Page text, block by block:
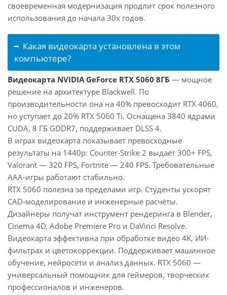
своевременная модернизация продлит срок полезного
использования до начала 30х годов.
Какая видеокарта установлена в этом
компьютере?
Видеокарта NVIDIA GeForce RTX 5060 8ГБ — мощное
решение на архитектуре Blackwell. По
производительности она на 40% превосходит RTX 4060,
но уступает до 20% RTX 5060 Ti. Оснащена 3840 ядрами
CUDA, 8 ГБ GDDR7, поддерживает DLSS 4.
В играх видеокарта показывает превосходные
результаты на 1440p: Counter-Strike 2 выдаёт 300+ FPS,
Valorant — 320 FPS, Fortnite — 240 FPS. Требовательные
AAA-игры работают стабильно.
RTX 5060 полезна за пределами игр. Студенты ускорят
CAD-моделирование и инженерные расчёты.
Дизайнеры получат инструмент рендеринга в Blender,
Cinema 4D, Adobe Premiere Pro и DaVinci Resolve.
Видеокарта эффективна при обработке видео 4K, ИИ-
фильтрах и цветокоррекции. Поддерживает машинное
обучение, нейросети и анализ данных. RTX 5060 —
универсальный помощник для геймеров, творческих
профессионалов и инженеров.